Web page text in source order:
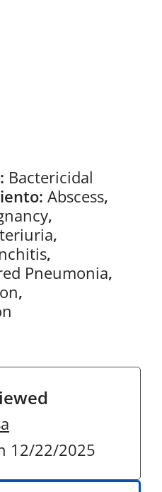
Bactericidal
Abscess,
,
,
,
Pneumonia,
,
12/22/2025